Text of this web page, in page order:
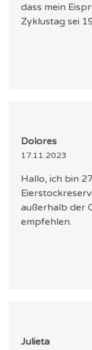
dass mein
Zyklustag sei
Dolores
17.11.2023
Hallo, ich bin
außerhalb der
empfehlen.
Julieta